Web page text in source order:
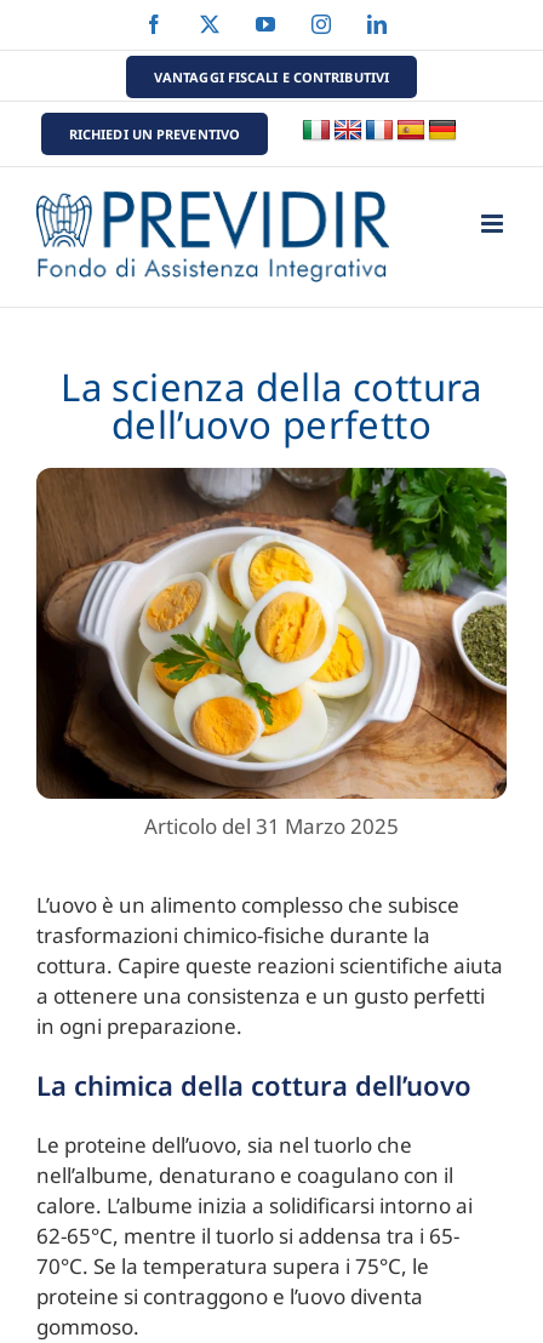
al
Facebook YouTubeInstagramLinkedIn
VANTAGGI FISCALI E CONTRIBUTIVI
RICHIEDI UN PREVENTIVO
La scienza della cottura
dell’uovo perfetto
Articolo del 31 Marzo 2025
L’uovo è un alimento complesso che subisce
trasformazioni chimico-fisiche durante la
cottura. Capire queste reazioni scientifiche aiuta
a ottenere una consistenza e un gusto perfetti
in ogni preparazione.
La chimica della cottura dell’uovo
Le proteine dell’uovo, sia nel tuorlo che
nell’albume, denaturano e coagulano con il
calore. L’albume inizia a solidificarsi intorno ai
62-65°C, mentre il tuorlo si addensa tra i 65-
70°C. Se la temperatura supera i 75°C, le
proteine si contraggono e l’uovo diventa
gommoso.